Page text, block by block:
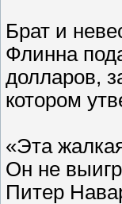
Брат и
Флинна
долларов,
котором
«Эта
Он не
Питер